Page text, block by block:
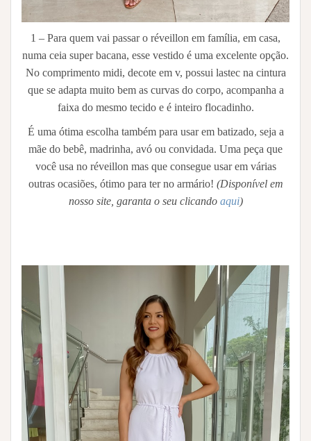
1 – Para quem vai passar o réveillon em família, em casa,
numa ceia super bacana, esse vestido é uma excelente opção.
No comprimento midi, decote em v, possui lastec na cintura
que se adapta muito bem as curvas do corpo, acompanha a
faixa do mesmo tecido e é inteiro flocadinho.
É uma ótima escolha também para usar em batizado, seja a
mãe do bebê, madrinha, avó ou convidada. Uma peça que
você usa no réveillon mas que consegue usar em várias
outras ocasiões, ótimo para ter no armário! (Disponível em
nosso site, garanta o seu clicando aqui)